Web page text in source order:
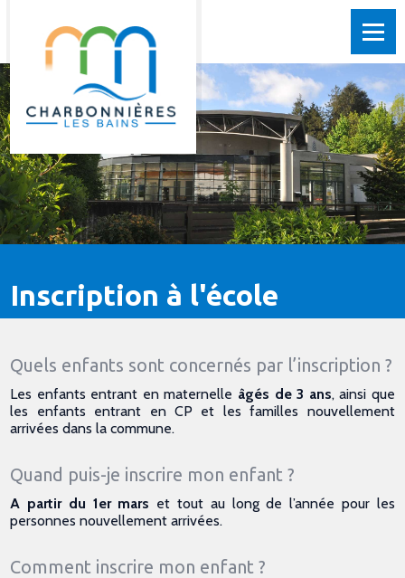
Inscription à l'école
Quels enfants sont concernés par l’inscription ?
Les enfants entrant en maternelle âgés de 3 ans, ainsi que
les enfants entrant en CP et les familles nouvellement
arrivées dans la commune.
Quand puis-je inscrire mon enfant ?
A partir du 1er mars et tout au long de l’année pour les
personnes nouvellement arrivées.
Comment inscrire mon enfant ?